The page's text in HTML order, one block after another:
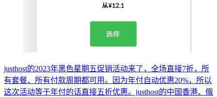
justhost的2023年黑色星期五促销活动来了，全场直接7折，所
有套餐、所有付款周期都可用。因为年付自动优惠20%，所以
这次活动等于年付的话直接五折优惠。justhost的中国香港、俄